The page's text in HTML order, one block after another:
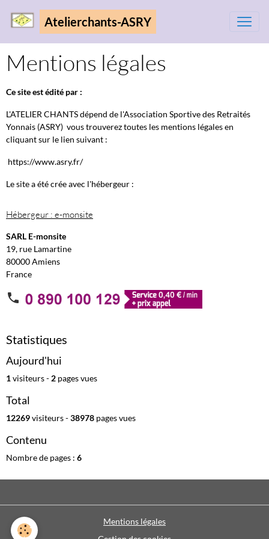
Atelierchants-ASRY
Mentions légales
Ce site est édité par :
L'ATELIER CHANTS dépend de l'Association Sportive des Retraités
Yonnais (ASRY) vous trouverez toutes les mentions légales en
cliquant sur le lien suivant :
https://www.asry.fr/
Le site a été crée avec l'hébergeur :
Hébergeur : e-monsite
SARL E-monsite
19, rue Lamartine
80000 Amiens
France
Statistiques
Aujourd'hui
1visiteurs - 2 pages vues
Total
12269visiteurs -38978 pages vues
Contenu
Nombre de pages : 6
Mentions légales